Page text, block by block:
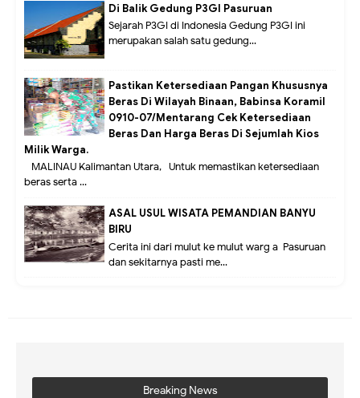
Di Balik Gedung P3GI Pasuruan
Sejarah P3GI di Indonesia Gedung P3GI ini
merupakan salah satu gedung...
Pastikan Ketersediaan Pangan Khususnya
Beras Di Wilayah Binaan, Babinsa Koramil
0910-07/Mentarang Cek Ketersediaan
Beras Dan Harga Beras Di Sejumlah Kios
Milik Warga.
MALINAU Kalimantan Utara,- Untuk memastikan ketersediaan
beras serta ...
ASAL USUL WISATA PEMANDIAN BANYU
BIRU
Cerita ini dari mulut ke mulut warg a Pasuruan
dan sekitarnya pasti me...
Breaking News